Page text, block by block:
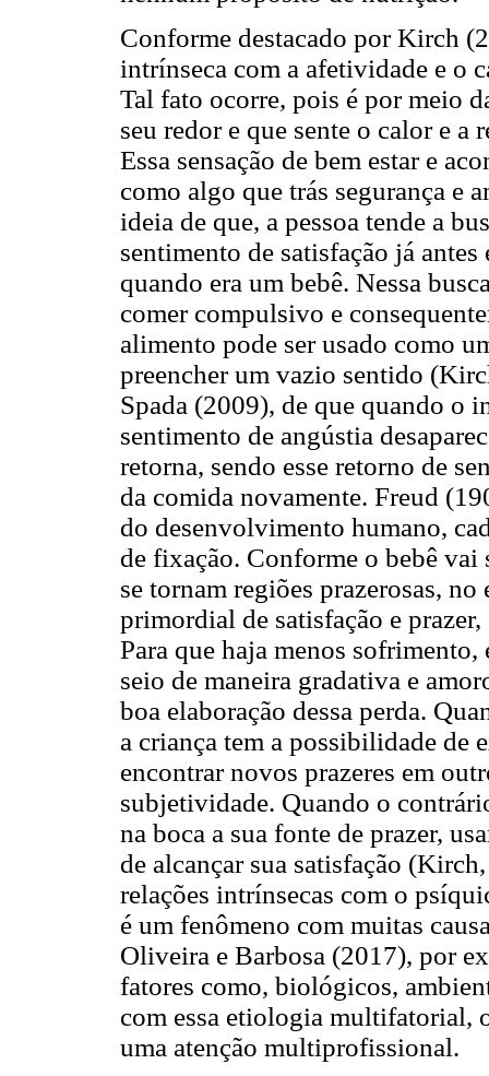
Conforme destacado por Kirch
intrínseca com a afetividade e o
Tal fato ocorre, pois é por meio
seu redor e que sente o calor e
Essa sensação de bem estar e
como algo que trás segurança e
ideia de que, a pessoa tende a
sentimento de satisfação já
quando era um bebê. Nessa
comer compulsivo e
alimento pode ser usado como
preencher um vazio sentido
Spada (2009), de que quando o
sentimento de angústia
retorna, sendo esse retorno de
da comida novamente. Freud
do desenvolvimento humano,
de fixação. Conforme o bebê vai
se tornam regiões prazerosas,
primordial de satisfação e
Para que haja menos sofrimento,
seio de maneira gradativa e
boa elaboração dessa perda.
a criança tem a possibilidade de
encontrar novos prazeres em
subjetividade. Quando o
na boca a sua fonte de prazer,
de alcançar sua satisfação
relações intrínsecas com o
é um fenômeno com muitas
Oliveira e Barbosa (2017), por
fatores como, biológicos,
com essa etiologia multifatorial,
uma atenção multiprofissional.